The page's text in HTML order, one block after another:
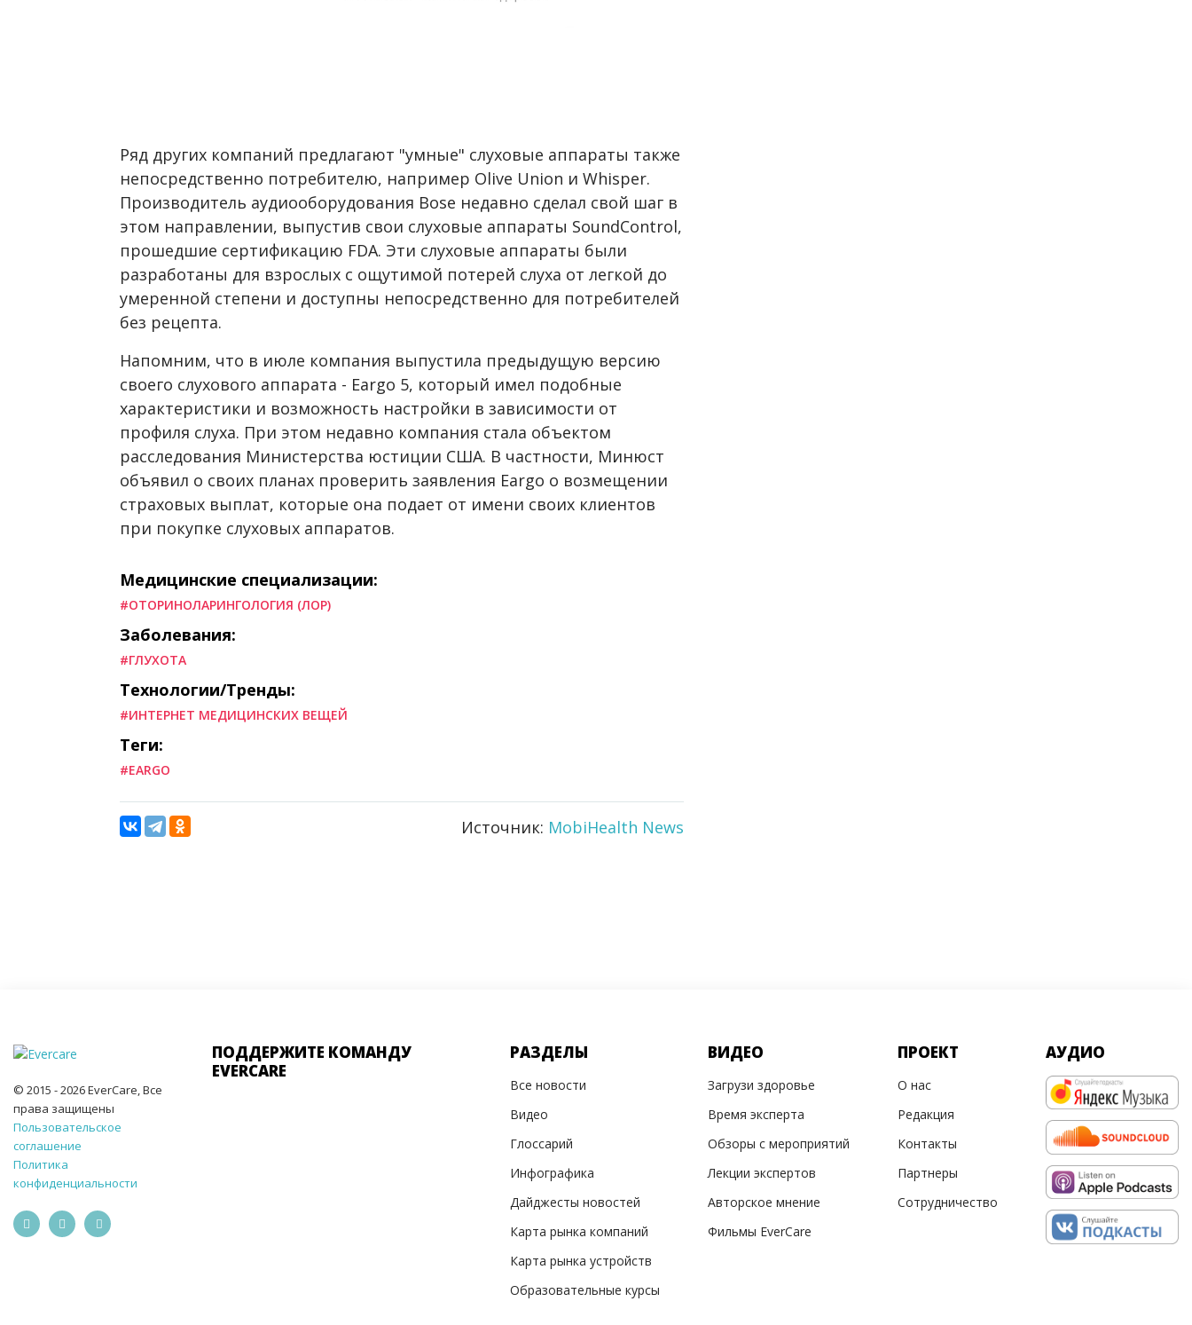
Ряд других компаний предлагают "умные" слуховые аппараты также
непосредственно потребителю, например Olive Union и Whisper.
Производитель аудиооборудования Bose недавно сделал свой шаг в
этом направлении, выпустив свои слуховые аппараты SoundControl,
прошедшие сертификацию FDA. Эти слуховые аппараты были
разработаны для взрослых с ощутимой потерей слуха от легкой до
умеренной степени и доступны непосредственно для потребителей
без рецепта.
Напомним, что в июле компания выпустила предыдущую версию
своего слухового аппарата - Eargo 5, который имел подобные
характеристики и возможность настройки в зависимости от
профиля слуха. При этом недавно компания стала объектом
расследования Министерства юстиции США. В частности, Минюст
объявил о своих планах проверить заявления Eargo о возмещении
страховых выплат, которые она подает от имени своих клиентов
при покупке слуховых аппаратов.
Медицинские специализации:
#ОТОРИНОЛАРИНГОЛОГИЯ (ЛОР)
Заболевания:
#ГЛУХОТА
Технологии/Тренды:
#ИНТЕРНЕТ МЕДИЦИНСКИХ ВЕЩЕЙ
Теги:
#EARGO
Источник: MobiHealth News
© 2015 - 2026 EverCare, Все
права защищены
Пользовательское
соглашение
Политика
конфиденциальности
ПОДДЕРЖИТЕ КОМАНДУ
EVERCARE
РАЗДЕЛЫ
Все новости
Видео
Глоссарий
Инфографика
Дайджесты новостей
Карта рынка компаний
Карта рынка устройств
Образовательные курсы
ВИДЕО
Загрузи здоровье
Время эксперта
Обзоры с мероприятий
Лекции экспертов
Авторское мнение
Фильмы EverCare
ПРОЕКТ
О нас
Редакция
Контакты
Партнеры
Сотрудничество
АУДИО